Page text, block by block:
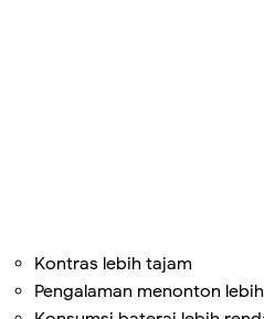
Kontras lebih tajam
Pengalaman menonton